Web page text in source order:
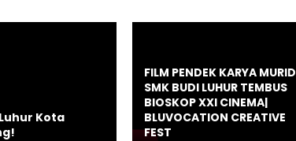
Kota
FILM PENDEK KARYA MURID
SMK BUDI LUHUR TEMBUS
BIOSKOP XXI CINEMA|
BLUVOCATION CREATIVE
FEST